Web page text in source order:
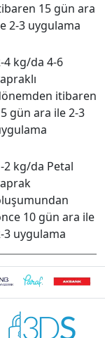
15 gün ara
2-3 uygulama
4 kg/da 4-6
itibaren
gün ara ile 2-3
2 kg/da Petal
10 gün ara ile
3 uygulama